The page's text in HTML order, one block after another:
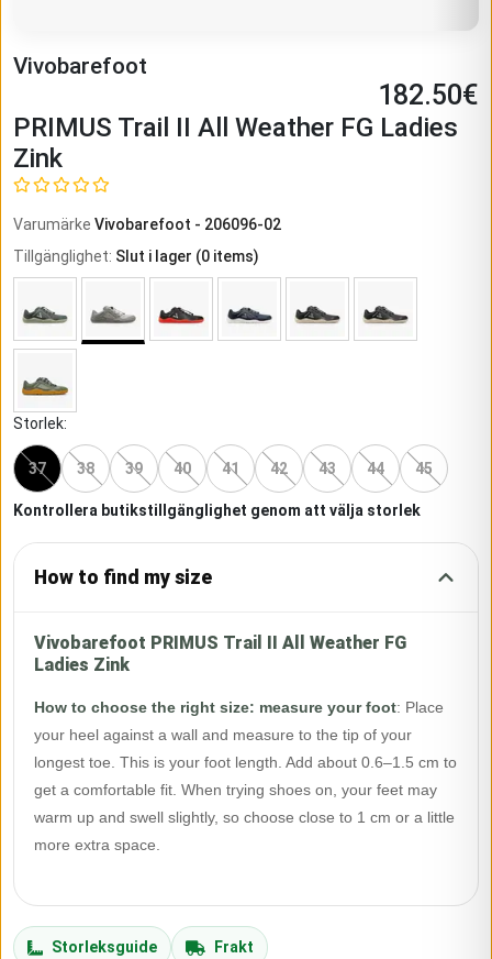
Vivobarefoot
182.50€
PRIMUS Trail II All Weather FG Ladies
Zink
Varumärke Vivobarefoot - 206096-02
Tillgänglighet: Slut i lager (0 items)
Storlek:
37 38 39 40 41 42 43 44 45
Kontrollera butikstillgänglighet genom att välja storlek
How to find my size
Vivobarefoot PRIMUS Trail II All Weather FG
Ladies Zink
How to choose the right size: measure your foot: Place
your heel against a wall and measure to the tip of your
longest toe. This is your foot length. Add about 0.6–1.5 cm to
get a comfortable fit. When trying shoes on, your feet may
warm up and swell slightly, so choose close to 1 cm or a little
more extra space.
Storleksguide Frakt